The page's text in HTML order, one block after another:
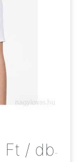
Ft / db -